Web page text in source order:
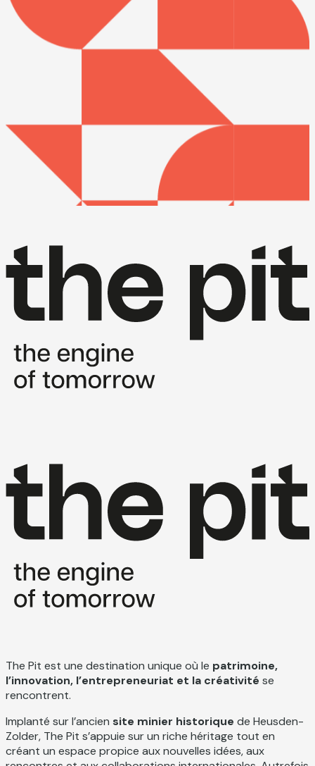
The Pit est une destination unique où le patrimoine,
l’innovation, l’entrepreneuriat et la créativité se
rencontrent.
Implanté sur l’ancien site minier historique de Heusden-
Zolder, The Pit s’appuie sur un riche héritage tout en
créant un espace propice aux nouvelles idées, aux